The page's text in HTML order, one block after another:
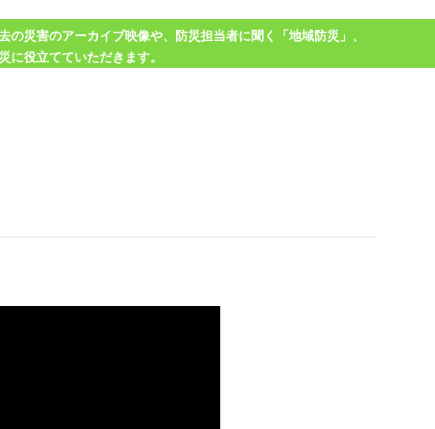
災害のアーカイブ映像や、防災担当者に聞く「地域防災」、
に役立てていただきます。